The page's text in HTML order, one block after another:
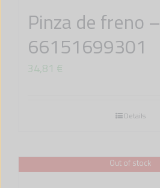
Pinza de freno –
66151699301
34,81 €
Details
Out of stock